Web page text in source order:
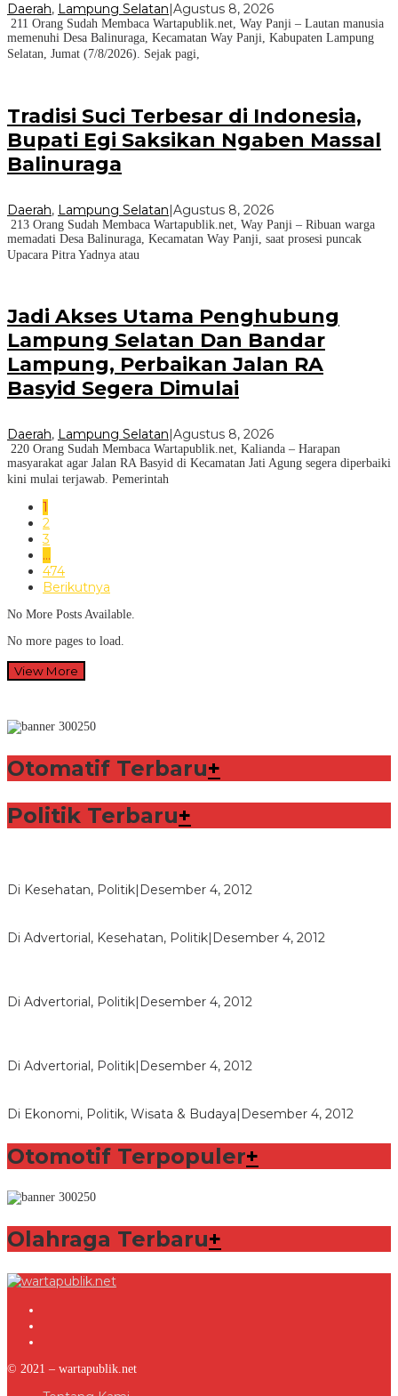
Daerah, Lampung Selatan Agustus 8, 2026
211 Orang Sudah Membaca Wartapublik.net, Way Panji – Lautan manusia
memenuhi Desa Balinuraga, Kecamatan Way Panji, Kabupaten Lampung
Selatan, Jumat (7/8/2026). Sejak pagi,
Tradisi Suci Terbesar di Indonesia,
Bupati Egi Saksikan Ngaben Massal
Balinuraga
Daerah, Lampung Selatan|Agustus 8, 2026
213 Orang Sudah Membaca Wartapublik.net, Way Panji – Ribuan warga
memadati Desa Balinuraga, Kecamatan Way Panji, saat prosesi puncak
Upacara Pitra Yadnya atau
Jadi Akses Utama Penghubung
Lampung Selatan Dan Bandar
Lampung, Perbaikan Jalan RA
Basyid Segera Dimulai
Daerah, Lampung Selatan Agustus 8, 2026
220 Orang Sudah Membaca Wartapublik.net, Kalianda – Harapan
masyarakat agar Jalan RA Basyid di Kecamatan Jati Agung segera diperbaiki
kini mulai terjawab. Pemerintah
1
2
3
…
474
Berikutnya
No More Posts Available.
No more pages to load.
View More
Otomatif Terbaru+
Politik Terbaru+
Di Kesehatan, Politik Desember 4, 2012
Di Advertorial, Kesehatan, Politik Desember 4, 2012
Di Advertorial, Politik Desember 4, 2012
Di Advertorial, Politik Desember 4, 2012
Di Ekonomi, Politik, Wisata & Budaya Desember 4, 2012
Otomotif Terpopuler+
Olahraga Terbaru+
© 2021 – wartapublik.net